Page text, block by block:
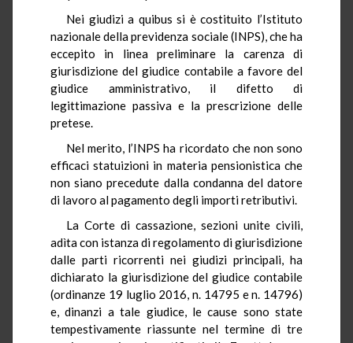
Nei giudizi a quibus si è costituito l’Istituto
nazionale della previdenza sociale (INPS), che ha
eccepito in linea preliminare la carenza di
giurisdizione del giudice contabile a favore del
giudice amministrativo, il difetto di
legittimazione passiva e la prescrizione delle
pretese.
Nel merito, l’INPS ha ricordato che non sono
efficaci statuizioni in materia pensionistica che
non siano precedute dalla condanna del datore
di lavoro al pagamento degli importi retributivi.
La Corte di cassazione, sezioni unite civili,
adìta con istanza di regolamento di giurisdizione
dalle parti ricorrenti nei giudizi principali, ha
dichiarato la giurisdizione del giudice contabile
(ordinanze 19 luglio 2016, n. 14795 e n. 14796)
e, dinanzi a tale giudice, le cause sono state
tempestivamente riassunte nel termine di tre